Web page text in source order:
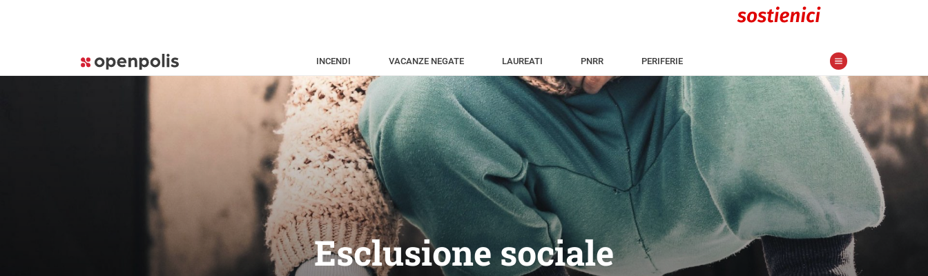
INCENDI VACANZE NEGATE LAUREATI PNRR PERIFERIE
Esclusione sociale